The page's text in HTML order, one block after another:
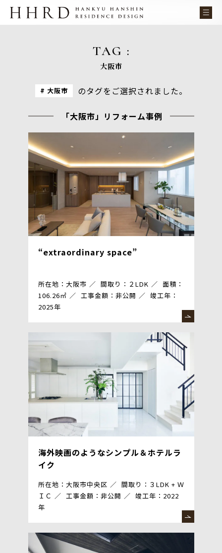
TAG :
大阪市
大阪市 のタグをご選択されました。
「大阪市」リフォーム事例
“extraordinary space”
所在地：大阪市 間取り：２LDK
面積：
106.26㎡
工事金額：非公開
竣工年：
2025年
海外映画のようなシンプル＆ホテルラ
イク
所在地：大阪市中央区
間取り：３LDK + Ｗ
ＩＣ
工事金額：非公開
竣工年：2022
年